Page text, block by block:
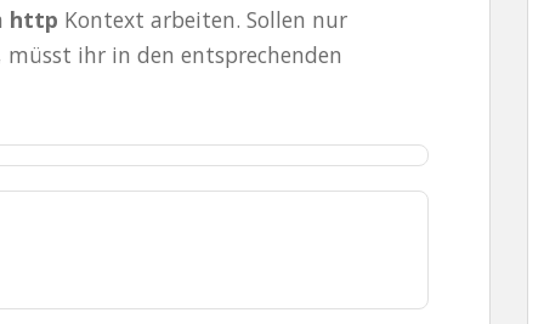
http Kontext arbeiten. Sollen nur
ihr in den entsprechenden